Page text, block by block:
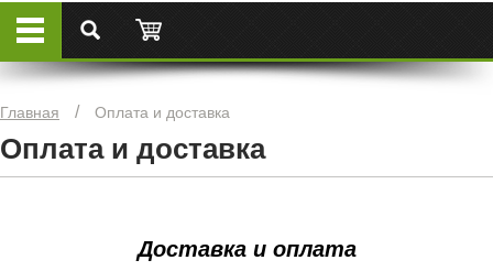
Главная / Оплата и доставка
Оплата и доставка
Доставка и оплата